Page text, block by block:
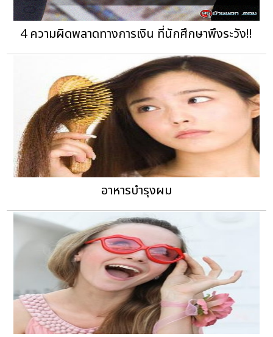
4 ความผิดพลาดทางการเงิน ที่นักศึกษาพึงระวัง!!
อาหารบำรุงผม